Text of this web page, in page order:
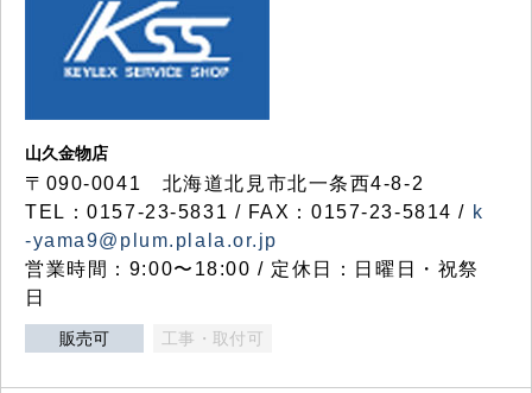
山久金物店
〒090-0041 北海道北見市北一条西4-8-2
TEL：0157-23-5831 / FAX：0157-23-5814 / k
-yama9@plum.plala.or.jp
営業時間：9:00〜18:00 / 定休日：日曜日・祝祭
日
販売可 工事・取付可